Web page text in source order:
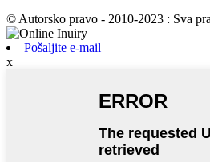
© Autorsko pravo - 2010-2023 : Sva
Pošaljite e-mail
x